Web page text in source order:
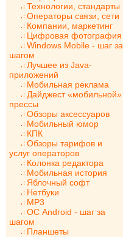
Технологии, стандарты
Операторы связи, сети
Компании, маркетинг
Цифровая фотография
Windows Mobile - шаг за
шагом
Лучшее из Java-
приложений
Мобильная реклама
Дайджест «мобильной»
прессы
Обзоры аксессуаров
Мобильный юмор
КПК
Обзоры тарифов и
услуг операторов
Колонка редактора
Мобильная история
Яблочный софт
Нетбуки
MP3
ОС Android - шаг за
шагом
Планшеты